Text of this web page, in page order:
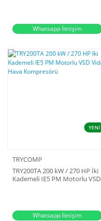
Whatsapp İletişim
YENİ
TRYCOMP
TRY200TA 200 kW / 270 HP İki
Kademeli IE5 PM Motorlu VSD
Whatsapp İletişim